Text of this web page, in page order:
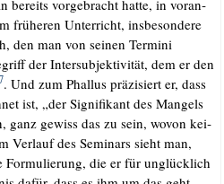
bereits vor­ge­bracht hat­te, in vor­an­
frü­he­ren Unter­richt, ins­be­son­de­re
den man von sei­nen Ter­mi­ni
der Inter­sub­jek­ti­vi­tät, dem er den
. Und zum Phal­lus prä­zi­siert er, dass
ist, „der Signi­fi­kant des Man­gels
gewiss das zu sein, wovon kei­
Ver­lauf des Semi­nars sieht man,
For­mu­lie­rung, die er für unglück­lich